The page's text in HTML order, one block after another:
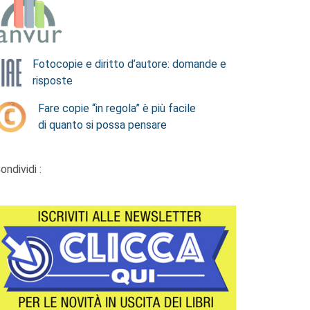
Fotocopie e diritto d’autore: domande e
risposte
Fare copie “in regola” è più facile
di quanto si possa pensare
: